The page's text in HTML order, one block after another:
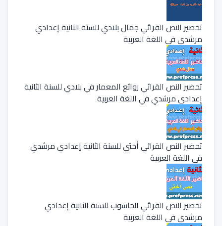
تحضير النص القرائي جمال بلادي للسنة الثانية إعدادي
مرشدي في اللغة العربية
تحضير النص القرائي روائع المعمار في بلادي للسنة الثانية
إعدادي مرشدي في اللغة العربية
تحضير النص القرائي أختي للسنة الثانية إعدادي مرشدي
في اللغة العربية
تحضير النص القرائي الحاسوب للسنة الثانية إعدادي
مرشدي في اللغة العربية